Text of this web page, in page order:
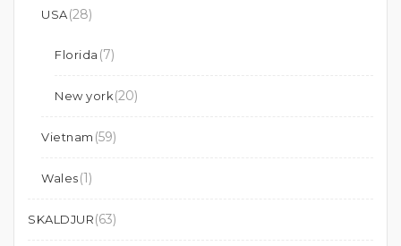
USA(28)
Florida (7)
New york(20)
Vietnam (59)
Wales(1)
SKALDJUR(63)